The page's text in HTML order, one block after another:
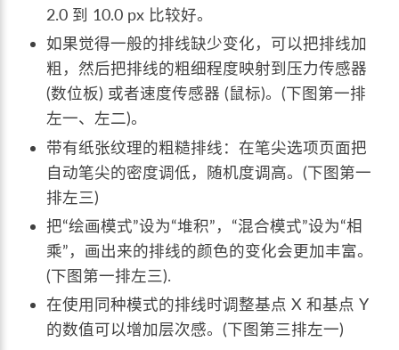
2.0 到 10.0 px 比较好。
如果觉得一般的排线缺少变化，可以把排线加
粗，然后把排线的粗细程度映射到压力传感器
(数位板) 或者速度传感器 (鼠标)。(下图第一排
左一、左二)。
带有纸张纹理的粗糙排线：在笔尖选项页面把
自动笔尖的密度调低，随机度调高。(下图第一
排左三)
把“绘画模式”设为“堆积”，“混合模式”设为“相
乘”，画出来的排线的颜色的变化会更加丰富。
(下图第一排左三).
在使用同种模式的排线时调整基点 X 和基点 Y
的数值可以增加层次感。(下图第三排左一)